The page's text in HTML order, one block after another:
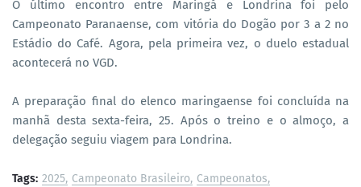
O último encontro entre Maringá e Londrina foi pelo
Campeonato Paranaense, com vitória do Dogão por 3 a 2 no
Estádio do Café. Agora, pela primeira vez, o duelo estadual
acontecerá no VGD.
A preparação final do elenco maringaense foi concluída na
manhã desta sexta-feira, 25. Após o treino e o almoço, a
delegação seguiu viagem para Londrina.
Tags: 2025 Campeonato Brasileiro Campeonatos